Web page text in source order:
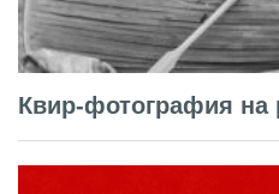
Квир-фотография на